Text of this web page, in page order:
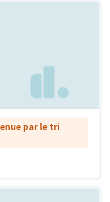
par le tri